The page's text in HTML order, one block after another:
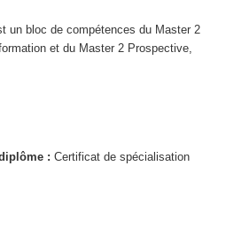
un bloc de compétences du Master 2
et du Master 2 Prospective,
: Certificat de spécialisation